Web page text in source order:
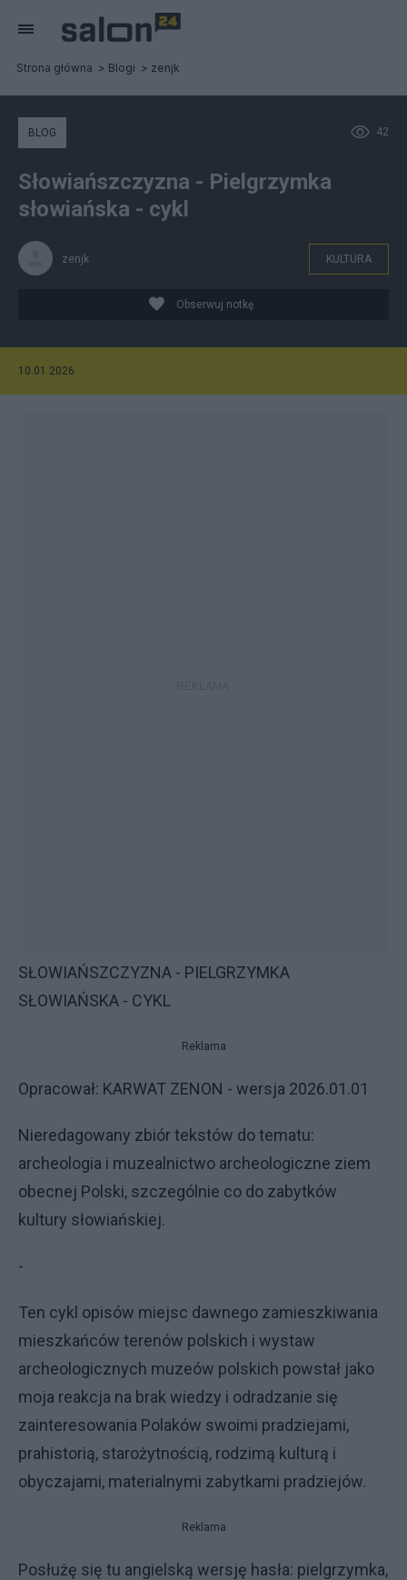
Strona główna Blogi zenjk
42
BLOG
Słowiańszczyzna - Pielgrzymka
słowiańska - cykl
zenjk KULTURA
Obserwuj notkę
10.01.2026
SŁOWIAŃSZCZYZNA - PIELGRZYMKA
SŁOWIAŃSKA - CYKL
Reklama
Opracował: KARWAT ZENON - wersja 2026.01.01
Nieredagowany zbiór tekstów do tematu:
archeologia i muzealnictwo archeologiczne ziem
obecnej Polski, szczególnie co do zabytków
kultury słowiańskiej.
-
Ten cykl opisów miejsc dawnego zamieszkiwania
mieszkańców terenów polskich i wystaw
archeologicznych muzeów polskich powstał jako
moja reakcja na brak wiedzy i odradzanie się
zainteresowania Polaków swoimi pradziejami,
prahistorią, starożytnością, rodzimą kulturą i
obyczajami, materialnymi zabytkami pradziejów.
Reklama
Posłużę się tu angielską wersję hasła: pielgrzymka,